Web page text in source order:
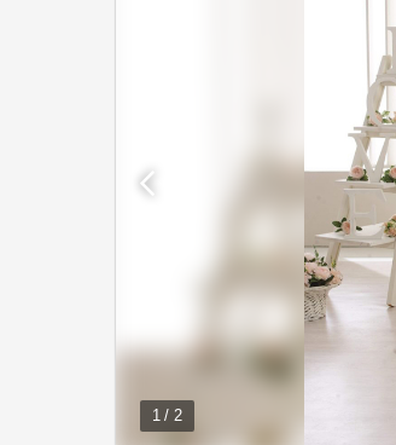
1 / 2